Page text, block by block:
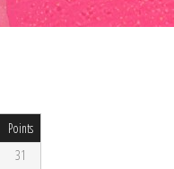
Points
31